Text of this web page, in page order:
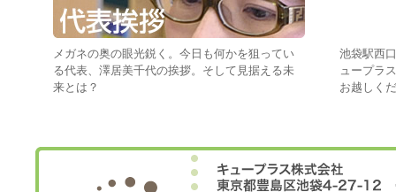
メガネの奥の眼光鋭く。今日も何かを狙ってい
る代表、澤居美千代の挨拶。そして見据える未
来とは？
池袋駅西
ュープラ
お越しく